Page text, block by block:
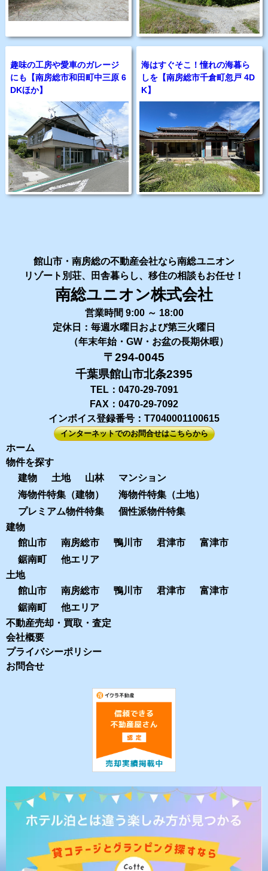
趣味の工房や愛車のガレージ
にも【南房総市和田町中三原 6
DKほか】
海はすぐそこ！憧れの海暮ら
しを【南房総市千倉町忽戸 4D
K】
館山市・南房総の不動産会社なら南総ユニオン
リゾート別荘、田舎暮らし、移住の相談もお任せ！
南総ユニオン株式会社
営業時間 9:00 ～ 18:00
定休日：毎週水曜日および第三火曜日
（年末年始・GW・お盆の長期休暇）
〒294-0045
千葉県館山市北条2395
TEL：0470-29-7091
FAX：0470-29-7092
インボイス登録番号：T7040001100615
インターネットでのお問合せはこちらから
ホーム
物件を探す
建物
土地 山林
マンション
海物件特集（建物）
海物件特集（土地）
プレミアム物件特集
個性派物件特集
建物
館山市
南房総市 鴨川市 君津市
富津市
鋸南町
他エリア
土地
館山市
南房総市 鴨川市 君津市
富津市
鋸南町
他エリア
不動産売却・買取・査定
会社概要
プライバシーポリシー
お問合せ